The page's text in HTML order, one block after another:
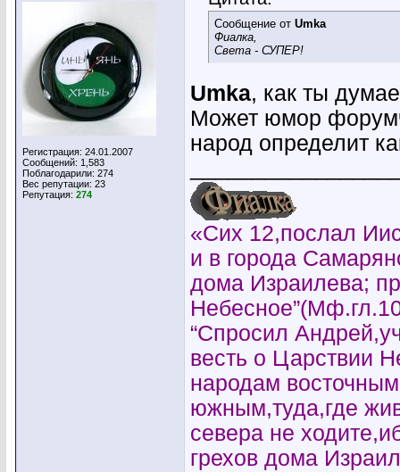
Регистрация: 24.01.2007
Сообщений: 1,583
Поблагодарили: 274
Вес репутации: 23
Репутация: 274
Сообщение от Umka
Фиалка,
Света - СУПЕР!
Umka, как ты
Может юмор
народ определит
«Сих 12,послал
и в города
дома Израилева;
“Спросил
весть о Царствии
народам
южным,туда,где
севера не
грехов дома